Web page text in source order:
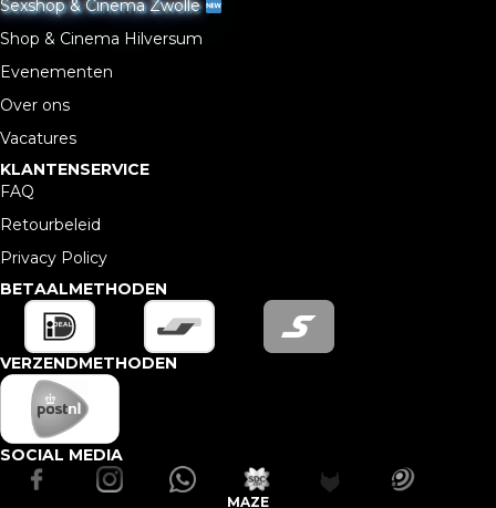
Sexshop & Cinema Zwolle
Shop & Cinema Hilversum
Evenementen
Over ons
Vacatures
KLANTENSERVICE
FAQ
Retourbeleid
Privacy Policy
BETAALMETHODEN
VERZENDMETHODEN
SOCIAL MEDIA
MAZE